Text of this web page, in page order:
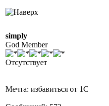
simply
God Member
Отсутствует
Мечта: избавиться от 1С